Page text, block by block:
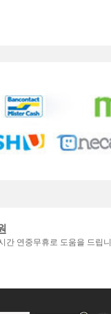
간 연중무휴로 도움을 드립니